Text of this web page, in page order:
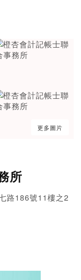
更多圖片
所
186號11樓之2